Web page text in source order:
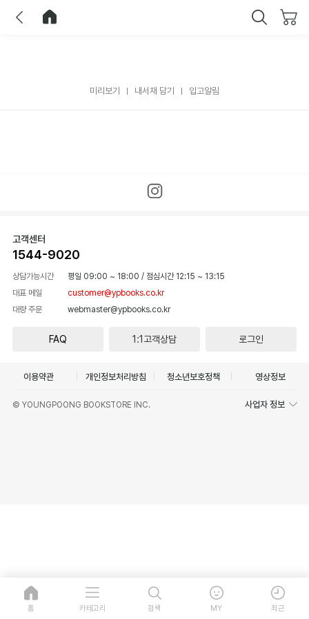
미리보기 내서재 담기 입고알림
고객센터
1544-9020
상담가능시간 평일 09:00 ~ 18:00 / 점심시간 12:15 ~ 13:15
대표 메일
customer@ypbooks.co.kr
대량 주문
webmaster@ypbooks.co.kr
FAQ 1:1고객상담 로그인
이용약관 개인정보처리방침 청소년보호정책 영상정보
© YOUNGPOONG BOOKSTORE INC. 사업자 정보
홈 카테고리 검색 MY 최근